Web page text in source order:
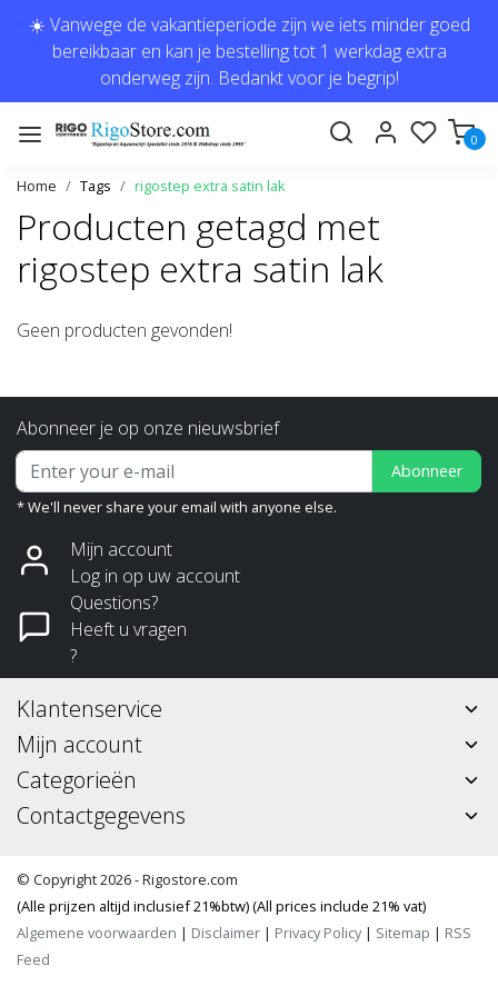
☀️ Vanwege de vakantieperiode zijn we iets minder goed
bereikbaar en kan je bestelling tot 1 werkdag extra
onderweg zijn. Bedankt voor je begrip!
0
Home Tags rigostep extra satin lak
Producten getagd met
rigostep extra satin lak
Geen producten gevonden!
Abonneer je op onze nieuwsbrief
Abonneer
* We'll never share your email with anyone else.
Mijn account
Log in op uw account
Questions?
Heeft u vragen
?
Klantenservice
Mijn account
Categorieën
Contactgegevens
© Copyright 2026 - Rigostore.com
(Alle prijzen altijd inclusief 21%btw) (All prices include 21% vat)
Algemene voorwaarden | Disclaimer | Privacy Policy| Sitemap | RSS
Feed